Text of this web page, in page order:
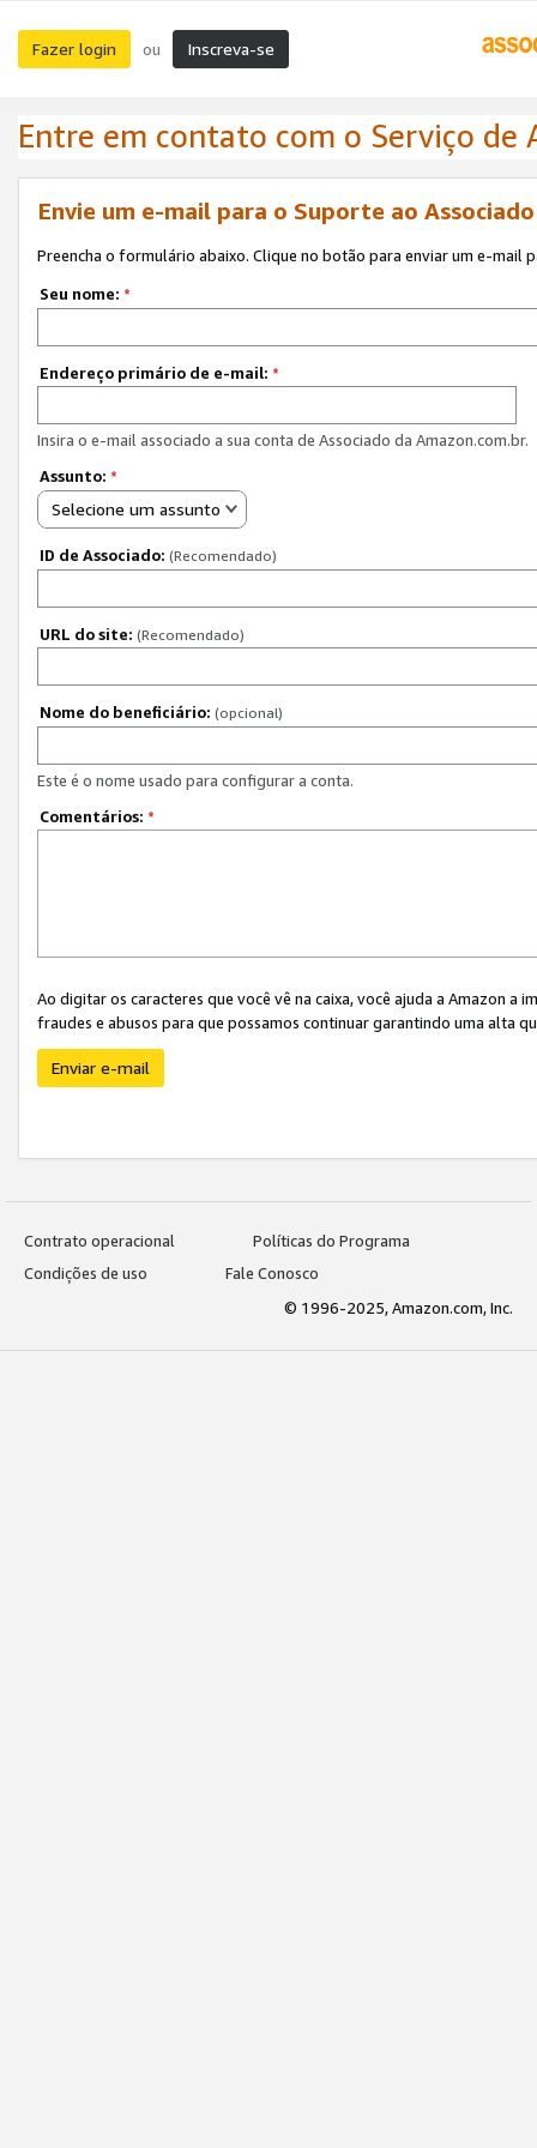
Fazer login ou Inscreva-se
Entre em contato com o Serviço de
Envie um e-mail para o Suporte ao
Preencha o formulário abaixo. Clique no botão para enviar um e-mail
Seu nome: *
Endereço primário de e-mail: *
Insira o e-mail associado a sua conta de Associado da Amazon.com.br.
Assunto: *
Selecione um assunto
ID de Associado: (Recomendado)
URL do site: (Recomendado)
Nome do beneficiário: (opcional)
Este é o nome usado para configurar a conta.
Comentários: *
Ao digitar os caracteres que você vê na caixa, você ajuda a Amazon
fraudes e abusos para que possamos continuar garantindo uma alta
Enviar e-mail
Contrato operacional
Políticas do Programa
Condições de uso
Fale Conosco
© 1996-2025, Amazon.com, Inc.